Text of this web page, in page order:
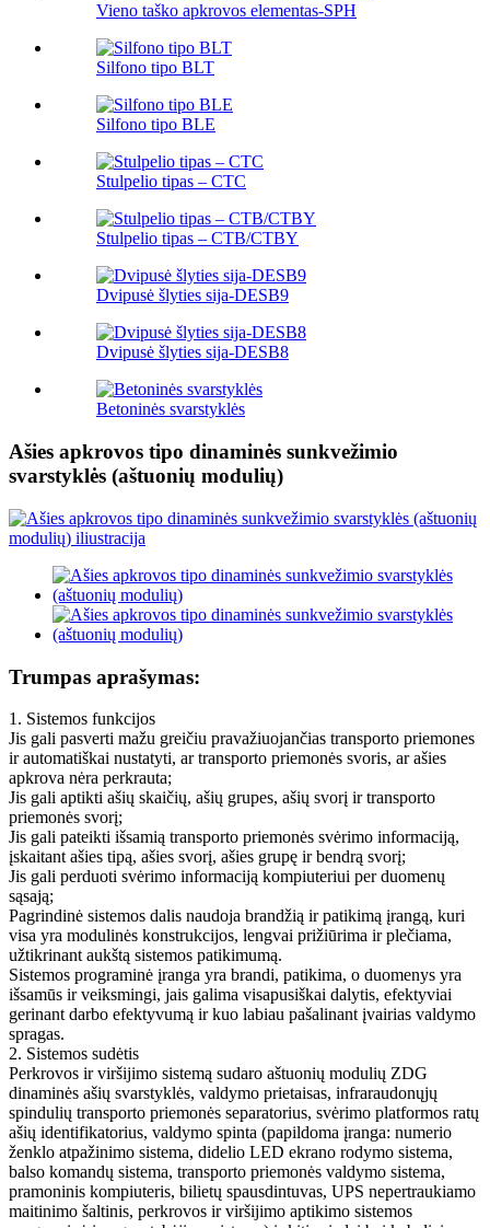
Vieno taško apkrovos elementas-SPH
Silfono tipo BLT
Silfono tipo BLE
Stulpelio tipas – CTC
Stulpelio tipas – CTB/CTBY
Dvipusė šlyties sija-DESB9
Dvipusė šlyties sija-DESB8
Betoninės svarstyklės
Ašies apkrovos tipo dinaminės sunkvežimio
svarstyklės (aštuonių modulių)
Trumpas aprašymas:
1. Sistemos funkcijos
Jis gali pasverti mažu greičiu pravažiuojančias transporto priemones
ir automatiškai nustatyti, ar transporto priemonės svoris, ar ašies
apkrova nėra perkrauta;
Jis gali aptikti ašių skaičių, ašių grupes, ašių svorį ir transporto
priemonės svorį;
Jis gali pateikti išsamią transporto priemonės svėrimo informaciją,
įskaitant ašies tipą, ašies svorį, ašies grupę ir bendrą svorį;
Jis gali perduoti svėrimo informaciją kompiuteriui per duomenų
sąsają;
Pagrindinė sistemos dalis naudoja brandžią ir patikimą įrangą, kuri
visa yra modulinės konstrukcijos, lengvai prižiūrima ir plečiama,
užtikrinant aukštą sistemos patikimumą.
Sistemos programinė įranga yra brandi, patikima, o duomenys yra
išsamūs ir veiksmingi, jais galima visapusiškai dalytis, efektyviai
gerinant darbo efektyvumą ir kuo labiau pašalinant įvairias valdymo
spragas.
2. Sistemos sudėtis
Perkrovos ir viršijimo sistemą sudaro aštuonių modulių ZDG
dinaminės ašių svarstyklės, valdymo prietaisas, infraraudonųjų
spindulių transporto priemonės separatorius, svėrimo platformos ratų
ašių identifikatorius, valdymo spinta (papildoma įranga: numerio
ženklo atpažinimo sistema, didelio LED ekrano rodymo sistema,
balso komandų sistema, transporto priemonės valdymo sistema,
pramoninis kompiuteris, bilietų spausdintuvas, UPS nepertraukiamo
maitinimo šaltinis, perkrovos ir viršijimo aptikimo sistemos